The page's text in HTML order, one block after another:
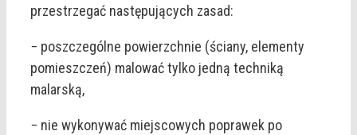
przestrzegać następujących zasad:
− poszczególne powierzchnie (ściany, elementy
pomieszczeń) malować tylko jedną techniką
malarską,
− nie wykonywać miejscowych poprawek po